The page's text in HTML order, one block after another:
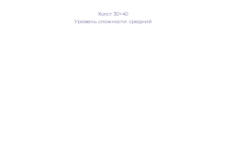
Холст 30×40
Уровень сложности: средний